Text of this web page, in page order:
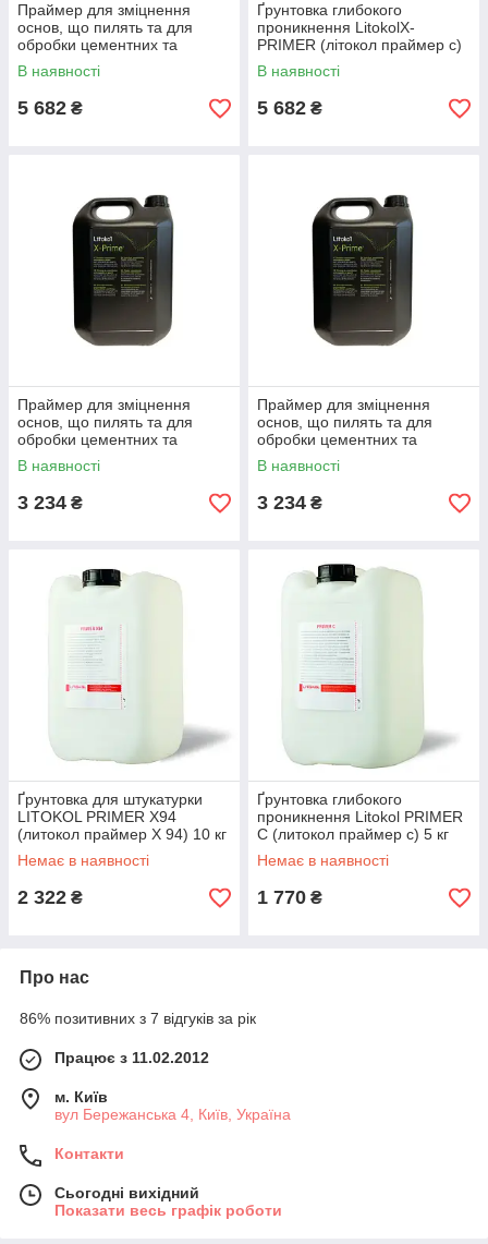
Праймер для зміцнення
основ, що пилять та для
обробки цементних та
гіпсових поверхон LITOKOL
X-PRIME(PRIMER X94)10 кг
В наявності
5 682 ₴
Ґрунтовка глибокого
проникнення LitokolX-
PRIMER (літокол праймер с)
10 кг
В наявності
5 682 ₴
Праймер для зміцнення
основ, що пилять та для
обробки цементних та
гіпсових поверхон LITOKOL
X-PRIME(PRIMER X94)5 кг
В наявності
3 234 ₴
Праймер для зміцнення
основ, що пилять та для
обробки цементних та
гіпсових поверхон LITOKOL
X-PRIME(PRIMER X94)1 кг
В наявності
3 234 ₴
Ґрунтовка для штукатурки
LITOKOL PRIMER X94
(литокол праймер Х 94) 10 кг
Немає в наявності
2 322 ₴
Ґрунтовка глибокого
проникнення Litokol PRIMER
C (литокол праймер с) 5 кг
Немає в наявності
1 770 ₴
Про нас
86% позитивних з 7 відгуків за рік
Працює з 11.02.2012
м. Київ
вул Бережанська 4, Київ, Україна
Контакти
Сьогодні вихідний
Показати весь графік роботи